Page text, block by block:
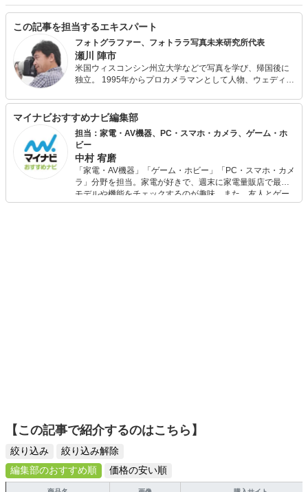
この記事を担当するエキスパート
フォトグラファー、フォトララ写真未来研究所代表
瀬川 陣市
米国ウィスコンシン州立大学などで写真を学び、帰国後に
独立。 1995年からプロカメラマンとして人物、ウェディン
ら、写真講座やメディア出演、執筆などを通じて撮影テク
ニックやフォトライフの楽しみ方を伝えている。 さらに動
画撮影、ドローン撮影にも着手。画像や動画を未来につな
げる活動を提案している。2018年には、長崎県五島市アン
バサダーに就任。 写真と映像で行う地域貢献や海外に向け
た日本文化の映像発信にも積極的に取り組んでいる。
マイナビおすすめナビ編集部
担当：家電・AV機器、PC・スマホ・カメラ、ゲーム・ホ
ビー
中村 宥磨
「家電・AV機器」「ゲーム・ホビー」「PC・スマホ・カメ
ラ」分野を担当。家電が好きで、週末に家電量販店で最新
モデルや機能をチェックするのが趣味。また、友人とゲー
ムを楽しみながら、新作タイトルやイベント情報もいち早
【この記事で紹介するのはこちら】
絞り込み
絞り込み解除
編集部のおすすめ順
価格の安い順